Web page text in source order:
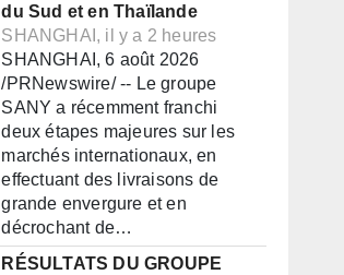
du Sud et en Thaïlande
SHANGHAI, il y a 2 heures
SHANGHAI, 6 août 2026
/PRNewswire/ -- Le groupe
SANY a récemment franchi
deux étapes majeures sur les
marchés internationaux, en
effectuant des livraisons de
grande envergure et en
décrochant de…
RÉSULTATS DU GROUPE